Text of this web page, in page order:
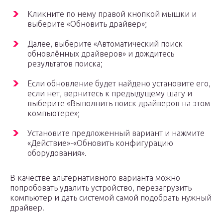
Кликните по нему правой кнопкой мышки и
выберите «Обновить драйвер»;
Далее, выберите «Автоматический поиск
обновлённых драйверов» и дождитесь
результатов поиска;
Если обновление будет найдено установите его,
если нет, вернитесь к предыдущему шагу и
выберите «Выполнить поиск драйверов на этом
компьютере»;
Установите предложенный вариант и нажмите
«Действие»-«Обновить конфигурацию
оборудования».
В качестве альтернативного варианта можно
попробовать удалить устройство, перезагрузить
компьютер и дать системой самой подобрать нужный
драйвер.